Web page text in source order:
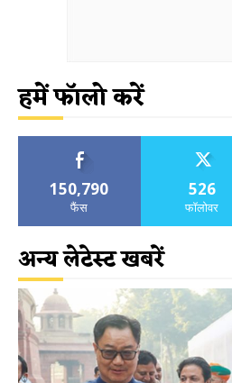
हमें फॉलो करें
150,790
फैंस
526
फॉलोवर
अन्य लेटेस्ट खबरें